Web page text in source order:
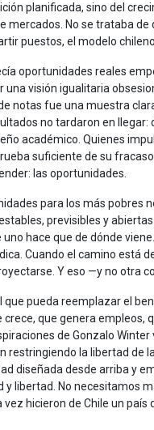
planificada, sino del
mercados. No se trataba
puestos, el modelo
oportunidades reales
una visión igualitaria
notas fue una muestra
no tardaron en
académico. Quienes
suficiente de su
las oportunidades.
para los más pobres
previsibles y
hace que de dónde
Cuando el camino está
Y eso —y no otra
que pueda reemplazar el
crece, que genera empleos,
de Gonzalo
restringiendo la libertad de
diseñada desde arriba y
y libertad. No necesitamos
hicieron de Chile un país